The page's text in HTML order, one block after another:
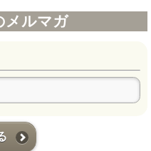
メルマガ